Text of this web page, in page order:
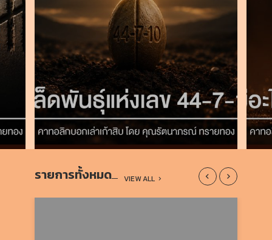
รายการทั้งหมด VIEW ALL